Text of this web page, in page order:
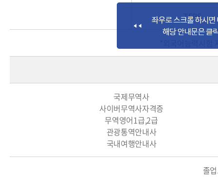
TEPS
국제무역사
사이버무역사자격증
무역영어1급,2급
관광통역안내사
국내여행안내사
졸